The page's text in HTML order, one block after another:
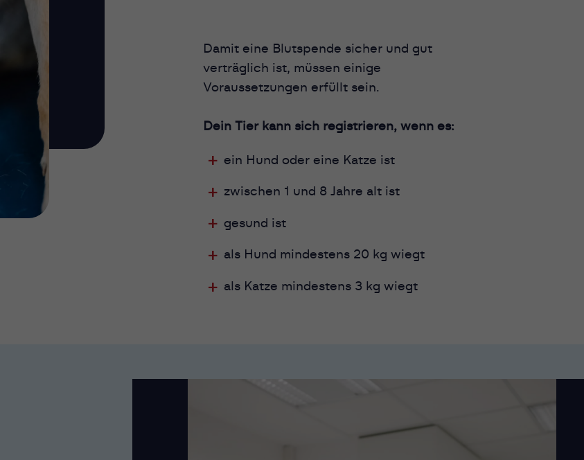
Damit eine Blutspende sicher und gut
verträglich ist, müssen einige
Voraussetzungen erfüllt sein.
Dein Tier kann sich registrieren, wenn es:
ein Hund oder eine Katze ist
zwischen 1 und 8 Jahre alt ist
gesund ist
als Hund mindestens 20 kg wiegt
als Katze mindestens 3 kg wiegt